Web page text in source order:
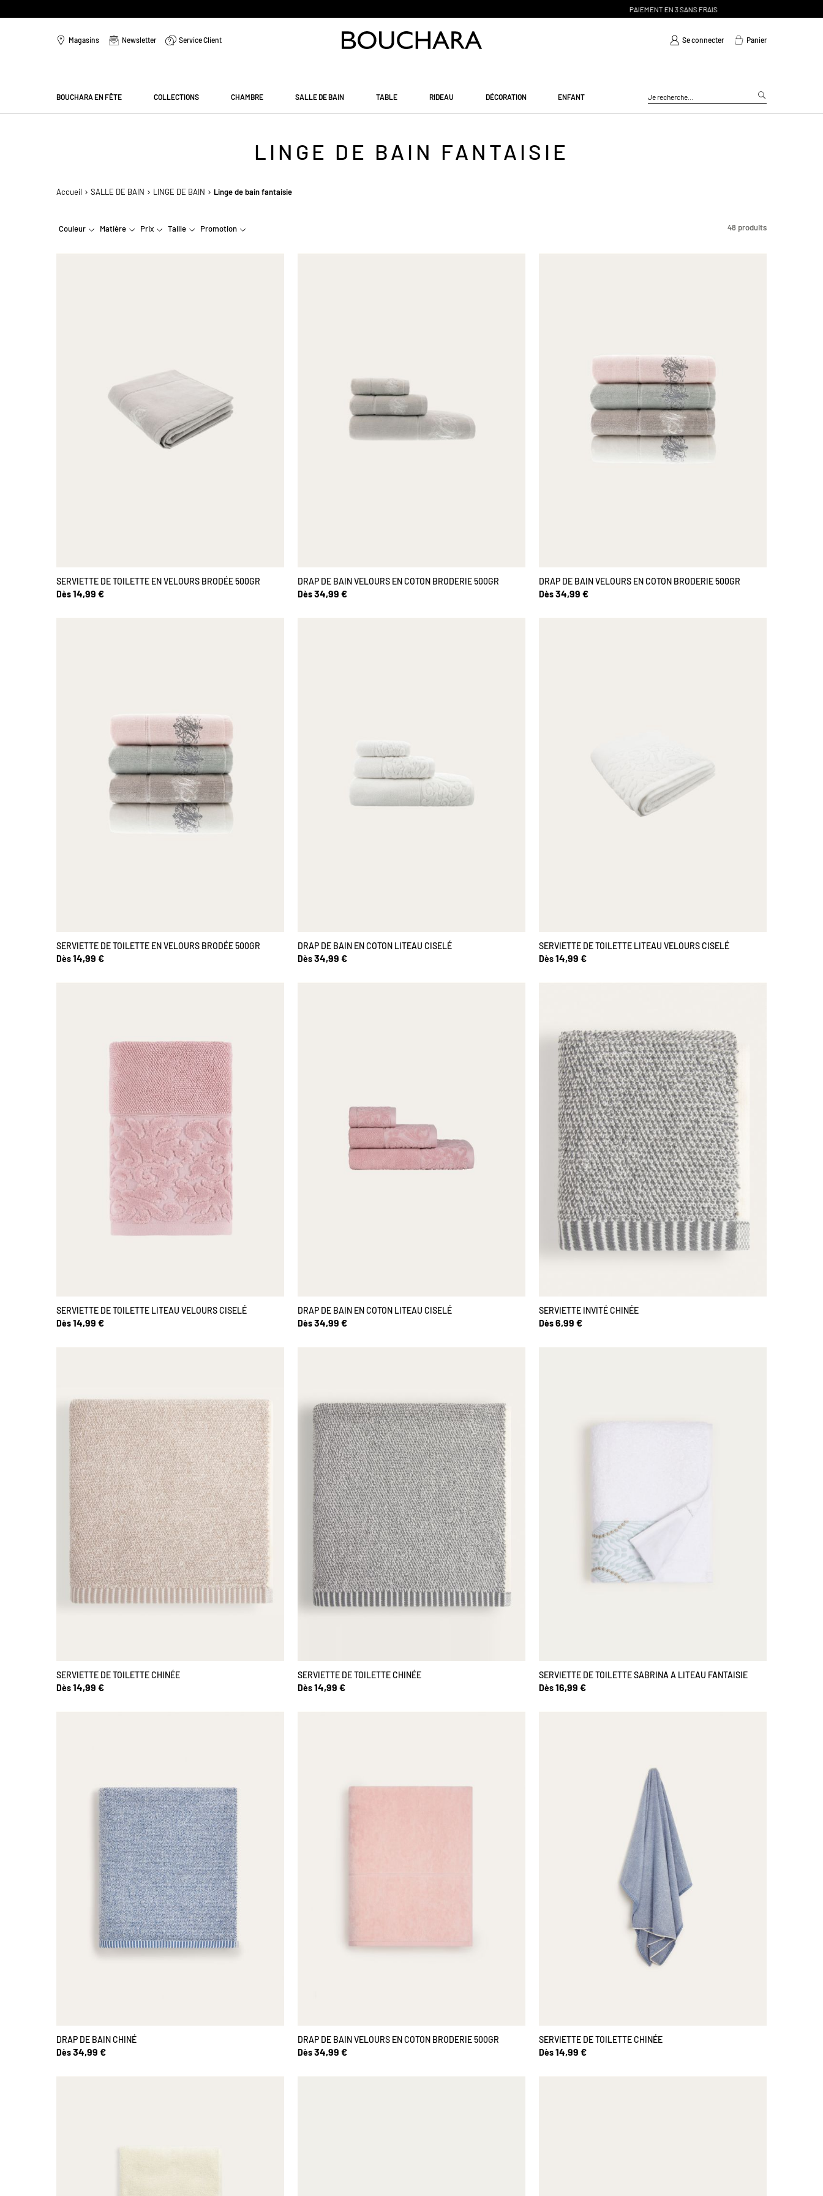
Magasins Newsletter Service Client Se connecter Panier
BOUCHARA EN FÊTE COLLECTIONS CHAMBRE SALLE DE BAIN TABLE RIDEAU DÉCORATION ENFANT
LINGE DE BAIN FANTAISIE
Accueil SALLE DE BAIN LINGE DE BAIN Linge de bain fantaisie
Couleur Matière Prix Taille Promotion 48 produits
SERVIETTE DE TOILETTE EN VELOURS BRODÉE 500GR
Dès14,99 €
DRAP DE BAIN VELOURS EN COTON BRODERIE 500GR
Dès34,99 €
DRAP DE BAIN VELOURS EN COTON BRODERIE 500GR
Dès34,99 €
SERVIETTE DE TOILETTE EN VELOURS BRODÉE 500GR
Dès14,99 €
DRAP DE BAIN EN COTON LITEAU CISELÉ
Dès34,99 €
SERVIETTE DE TOILETTE LITEAU VELOURS CISELÉ
Dès14,99 €
SERVIETTE DE TOILETTE LITEAU VELOURS CISELÉ
Dès14,99 €
DRAP DE BAIN EN COTON LITEAU CISELÉ
Dès34,99 €
SERVIETTE INVITÉ CHINÉE
Dès6,99 €
SERVIETTE DE TOILETTE CHINÉE
Dès14,99 €
SERVIETTE DE TOILETTE CHINÉE
Dès14,99 €
SERVIETTE DE TOILETTE SABRINA A LITEAU FANTAISIE
Dès16,99 €
DRAP DE BAIN CHINÉ
Dès34,99 €
DRAP DE BAIN VELOURS EN COTON BRODERIE 500GR
Dès34,99 €
SERVIETTE DE TOILETTE CHINÉE
Dès14,99 €
48 produits